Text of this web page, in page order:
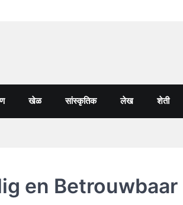
खेळ सांस्कृतिक लेख शेती
en Betrouwbaar